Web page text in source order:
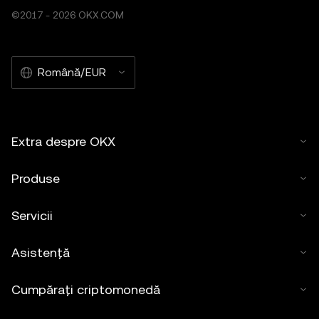
©2017 - 2026 OKX.COM
Română/EUR
Extra despre OKX
Produse
Servicii
Asistență
Cumpărați criptomonedă